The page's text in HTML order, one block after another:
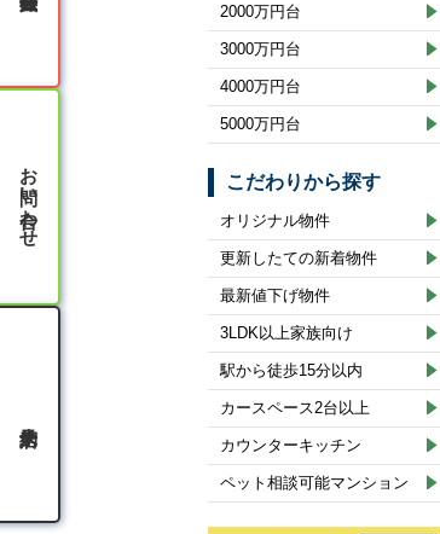
2000万円台
3000万円台
4000万円台
5000万円台
こだわりから探す
オリジナル物件
更新したての新着物件
最新値下げ物件
3LDK以上家族向け
駅から徒歩15分以内
カースペース2台以上
カウンターキッチン
ペット相談可能マンション
お問い合わせ